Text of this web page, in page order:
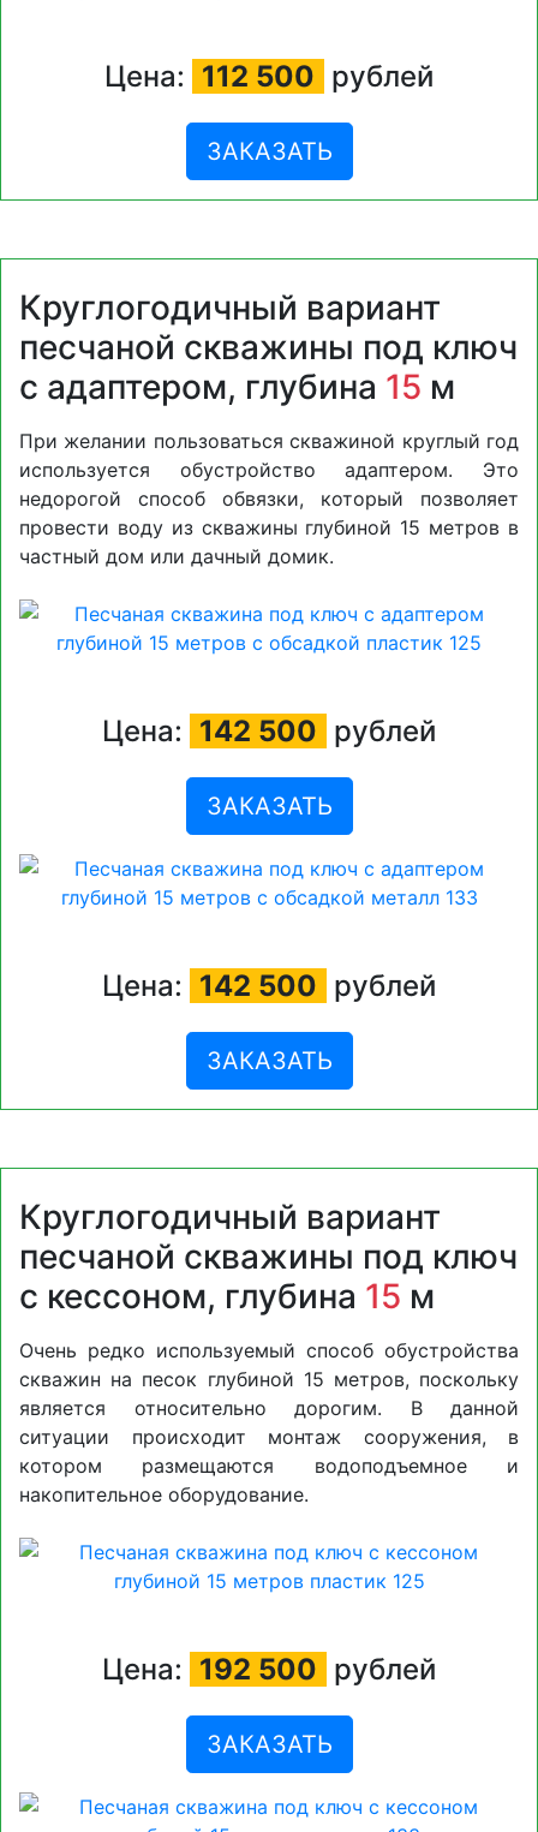
Цена: 112 500 рублей
ЗАКАЗАТЬ
Круглогодичный вариант
песчаной скважины под ключ
с адаптером, глубина 15 м
При желании пользоваться скважиной круглый год
используется обустройство адаптером. Это
недорогой способ обвязки, который позволяет
провести воду из скважины глубиной 15 метров в
частный дом или дачный домик.
Цена: 142 500 рублей
ЗАКАЗАТЬ
Цена: 142 500 рублей
ЗАКАЗАТЬ
Круглогодичный вариант
песчаной скважины под ключ
с кессоном, глубина 15 м
Очень редко используемый способ обустройства
скважин на песок глубиной 15 метров, поскольку
является относительно дорогим. В данной
ситуации происходит монтаж сооружения, в
котором размещаются водоподъемное и
накопительное оборудование.
Цена: 192 500 рублей
ЗАКАЗАТЬ